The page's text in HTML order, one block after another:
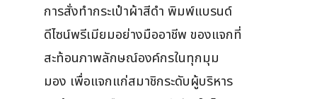
การสั่งทำกระเป๋าผ้าสีดำ พิมพ์แบรนด์
ดีไซน์พรีเมียมอย่างมืออาชีพ ของแจกที่
สะท้อนภาพลักษณ์องค์กรในทุกมุม
มอง เพื่อแจกแก่สมาชิกระดับผู้บริหาร